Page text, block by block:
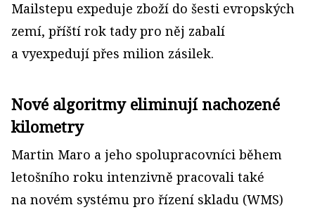
Mailstepu expeduje zboží do šesti evropských
zemí, příští rok tady pro něj zabalí
a vyexpedují přes milion zásilek.
Nové algoritmy eliminují nachozené
kilometry
Martin Maro a jeho spolupracovníci během
letošního roku intenzivně pracovali také
na novém systému pro řízení skladu (WMS)